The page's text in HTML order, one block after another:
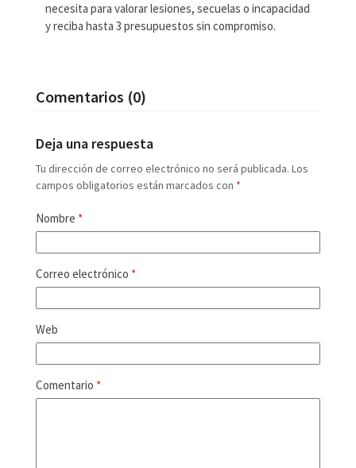
necesita para valorar lesiones, secuelas o incapacidad
y reciba hasta 3 presupuestos sin compromiso.
Comentarios (0)
Deja una respuesta
Tu dirección de correo electrónico no será publicada. Los
campos obligatorios están marcados con *
Nombre *
Correo electrónico *
Web
Comentario *